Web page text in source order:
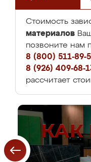
Стоимость
материалов
позвоните нам
8 (800) 511-89-
8 (926) 409-68-
рассчитает